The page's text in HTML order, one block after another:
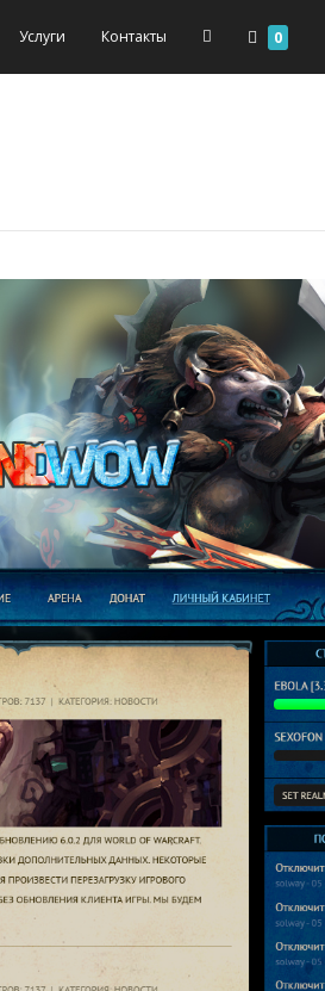
Услуги Контакты 0